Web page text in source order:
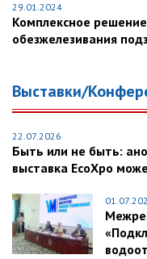
29.01.2024
Комплексное
обезжелезивания
Выставки/
22.07.2026
Быть или не быть:
выставка EcoXpo